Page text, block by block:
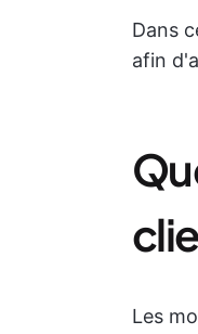
Dans
afin
Les